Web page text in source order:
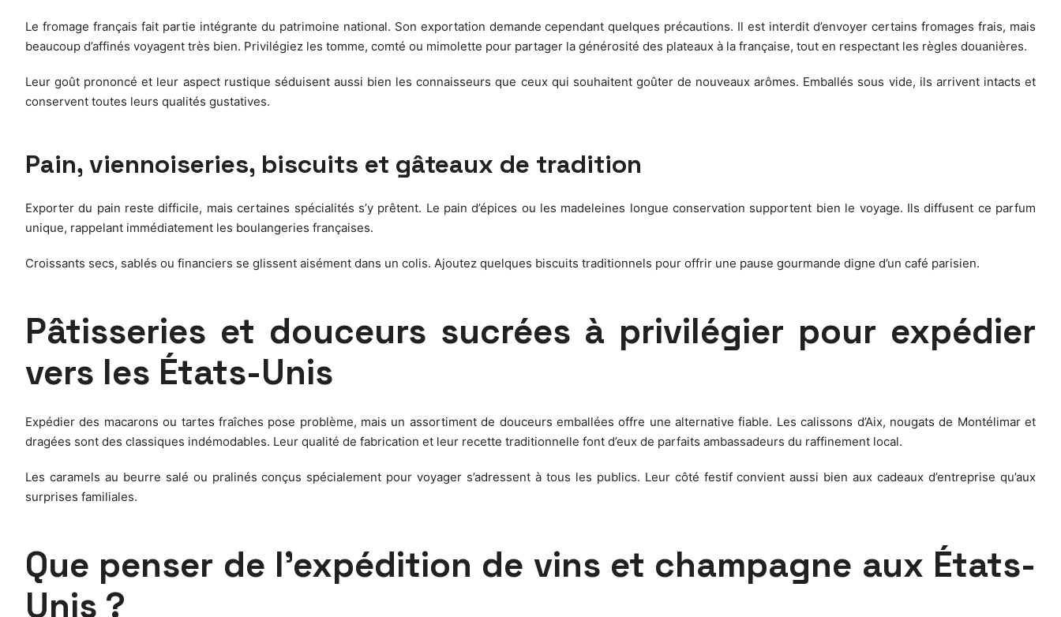
Le fromage français fait partie intégrante du patrimoine national. Son exportation demande cependant quelques précautions. Il est interdit d’envoyer certains fromages frais, mais
beaucoup d’affinés voyagent très bien. Privilégiez les tomme, comté ou mimolette pour partager la générosité des plateaux à la française, tout en respectant les règles douanières.
Leur goût prononcé et leur aspect rustique séduisent aussi bien les connaisseurs que ceux qui souhaitent goûter de nouveaux arômes. Emballés sous vide, ils arrivent intacts et
conservent toutes leurs qualités gustatives.
Pain, viennoiseries, biscuits et gâteaux de tradition
Exporter du pain reste difficile, mais certaines spécialités s’y prêtent. Le pain d’épices ou les madeleines longue conservation supportent bien le voyage. Ils diffusent ce parfum
unique, rappelant immédiatement les boulangeries françaises.
Croissants secs, sablés ou financiers se glissent aisément dans un colis. Ajoutez quelques biscuits traditionnels pour offrir une pause gourmande digne d’un café parisien.
Pâtisseries et douceurs sucrées à privilégier pour expédier
vers les États-Unis
Expédier des macarons ou tartes fraîches pose problème, mais un assortiment de douceurs emballées offre une alternative fiable. Les calissons d’Aix, nougats de Montélimar et
dragées sont des classiques indémodables. Leur qualité de fabrication et leur recette traditionnelle font d’eux de parfaits ambassadeurs du raffinement local.
Les caramels au beurre salé ou pralinés conçus spécialement pour voyager s’adressent à tous les publics. Leur côté festif convient aussi bien aux cadeaux d’entreprise qu’aux
surprises familiales.
Que penser de l’expédition de vins et champagne aux États-
Unis ?